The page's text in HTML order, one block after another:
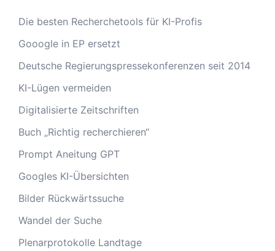
Die besten Recherchetools für KI-Profis
Gooogle in EP ersetzt
Deutsche Regierungspressekonferenzen seit 2014
KI-Lügen vermeiden
Digitalisierte Zeitschriften
Buch „Richtig recherchieren“
Prompt Aneitung GPT
Googles KI-Übersichten
Bilder Rückwärtssuche
Wandel der Suche
Plenarprotokolle Landtage